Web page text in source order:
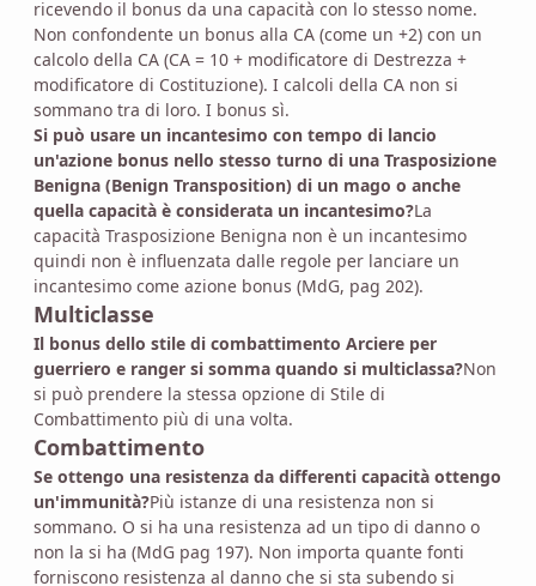
ricevendo il bonus da una capacità con lo stesso nome.
Non confondente un bonus alla CA (come un +2) con un
calcolo della CA (CA = 10 + modificatore di Destrezza +
modificatore di Costituzione). I calcoli della CA non si
sommano tra di loro. I bonus sì.
Si può usare un incantesimo con tempo di lancio
un'azione bonus nello stesso turno di una Trasposizione
Benigna (Benign Transposition) di un mago o anche
quella capacità è considerata un incantesimo?La
capacità Trasposizione Benigna non è un incantesimo
quindi non è influenzata dalle regole per lanciare un
incantesimo come azione bonus (MdG, pag 202).
Multiclasse
Il bonus dello stile di combattimento Arciere per
guerriero e ranger si somma quando si multiclassa?Non
si può prendere la stessa opzione di Stile di
Combattimento più di una volta.
Combattimento
Se ottengo una resistenza da differenti capacità ottengo
un'immunità?Più istanze di una resistenza non si
sommano. O si ha una resistenza ad un tipo di danno o
non la si ha (MdG pag 197). Non importa quante fonti
forniscono resistenza al danno che si sta subendo si